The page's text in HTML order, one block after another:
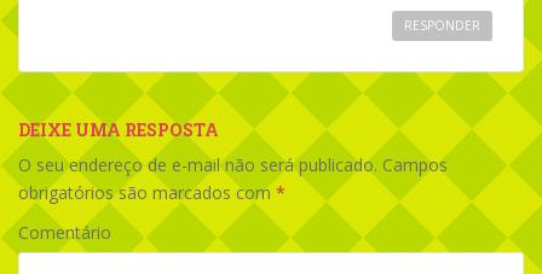
RESPONDER
DEIXE UMA RESPOSTA
O seu endereço de e-mail não será publicado. Campos
obrigatórios são marcados com *
Comentário